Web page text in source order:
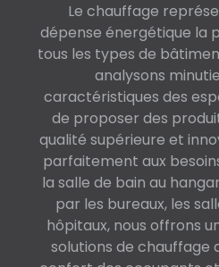
Le chauffage
dépense énergétique la
tous les types de
analysons
caractéristiques des
de proposer des
qualité supérieure et
parfaitement aux
la salle de bain au
par les bureaux, les
hôpitaux, nous offrons
solutions de chauffage